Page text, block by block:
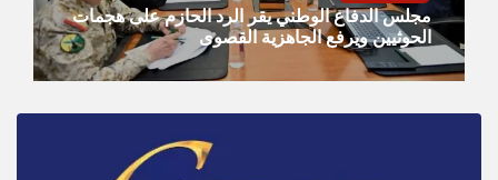
مجلس الدفاع الوطني يقر الرد الحازم على هجمات
الحوثيين ويرفع الجاهزية القصوى